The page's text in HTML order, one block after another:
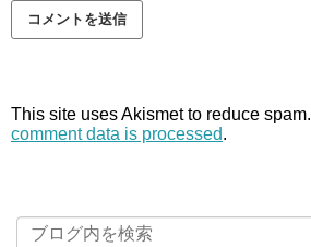
This site uses Akismet to reduce spam.
comment data is processed.